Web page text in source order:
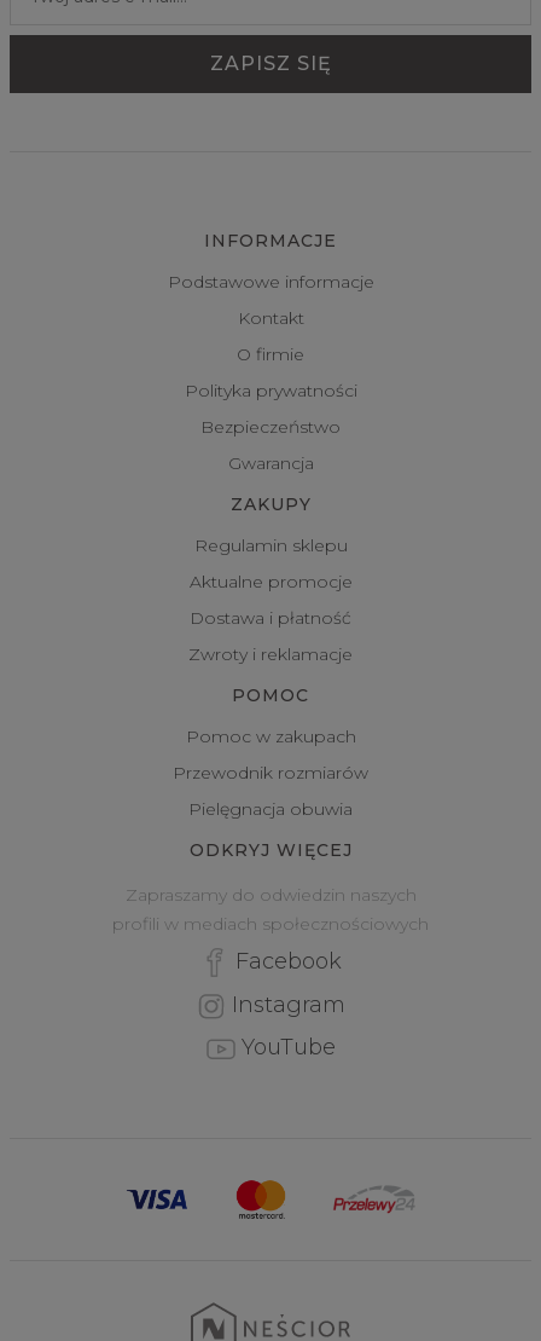
INFORMACJE
Podstawowe informacje
Kontakt
O firmie
Polityka prywatności
Bezpieczeństwo
Gwarancja
ZAKUPY
Regulamin sklepu
Aktualne promocje
Dostawa i płatność
Zwroty i reklamacje
POMOC
Pomoc w zakupach
Przewodnik rozmiarów
Pielęgnacja obuwia
ODKRYJ WIĘCEJ
Zapraszamy do odwiedzin naszych
profili w mediach społecznościowych
Facebook
Instagram
YouTube